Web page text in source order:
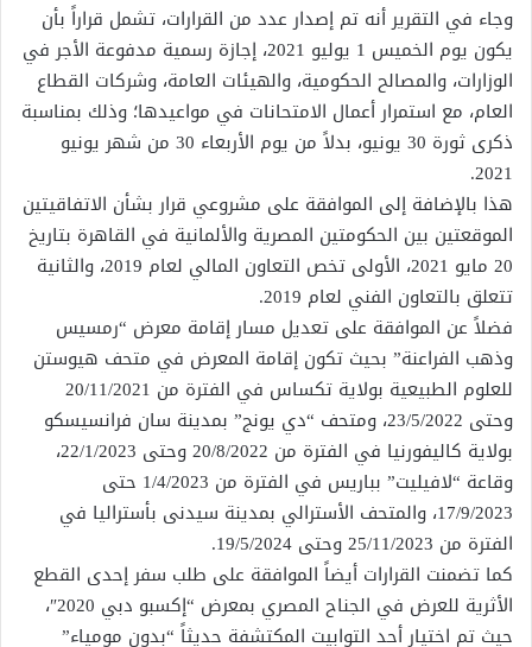
وجاء في التقرير أنه تم إصدار عدد من القرارات، تشمل قراراً بأن
يكون يوم الخميس 1 يوليو 2021، إجازة رسمية مدفوعة الأجر في
الوزارات، والمصالح الحكومية، والهيئات العامة، وشركات القطاع
العام، مع استمرار أعمال الامتحانات في مواعيدها؛ وذلك بمناسبة
ذكرى ثورة 30 يونيو، بدلاً من يوم الأربعاء 30 من شهر يونيو
2021.
هذا بالإضافة إلى الموافقة على مشروعي قرار بشأن الاتفاقيتين
الموقعتين بين الحكومتين المصرية والألمانية في القاهرة بتاريخ
20 مايو 2021، الأولى تخص التعاون المالي لعام 2019، والثانية
تتعلق بالتعاون الفني لعام 2019.
فضلاً عن الموافقة على تعديل مسار إقامة معرض “رمسيس
وذهب الفراعنة” بحيث تكون إقامة المعرض في متحف هيوستن
للعلوم الطبيعية بولاية تكساس في الفترة من 20/11/2021
وحتى 23/5/2022، ومتحف “دي يونج” بمدينة سان فرانسيسكو
بولاية كاليفورنيا في الفترة من 20/8/2022 وحتى 22/1/2023،
وقاعة “لافيليت” بباريس في الفترة من 1/4/2023 حتى
17/9/2023، والمتحف الأسترالي بمدينة سيدنى بأستراليا في
الفترة من 25/11/2023 وحتى 19/5/2024.
كما تضمنت القرارات أيضاً الموافقة على طلب سفر إحدى القطع
الأثرية للعرض في الجناح المصري بمعرض “إكسبو دبي 2020″،
حيث تم اختيار أحد التوابيت المكتشفة حديثاً “بدون مومياء”